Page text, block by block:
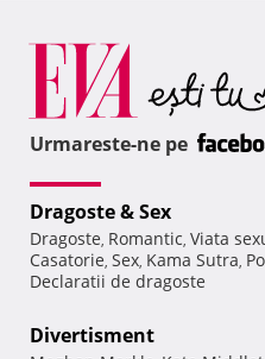
Urmareste-ne pe
Dragoste & Sex
Dragoste, Romantic, Viata
Casatorie, Sex, Kama Sutra,
Declaratii de dragoste
Divertisment